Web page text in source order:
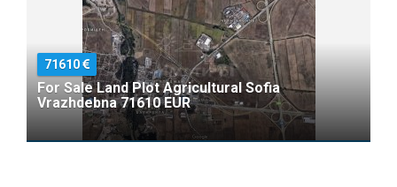
71610
For Sale Land Plot Agricultural Sofia
Vrazhdebna 71610 EUR